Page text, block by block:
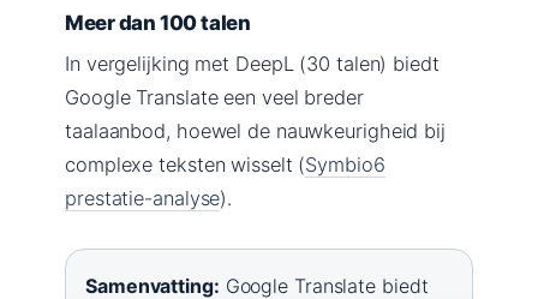
Meer dan 100 talen
In vergelijking met DeepL (30 talen) biedt
Google Translate een veel breder
taalaanbod, hoewel de nauwkeurigheid bij
complexe teksten wisselt (Symbio6
prestatie-analyse).
Samenvatting: Google Translate biedt